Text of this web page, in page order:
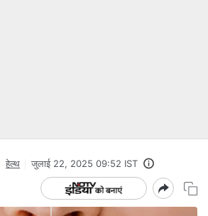
हेल्थ जुलाई 22, 2025 09:52 IST